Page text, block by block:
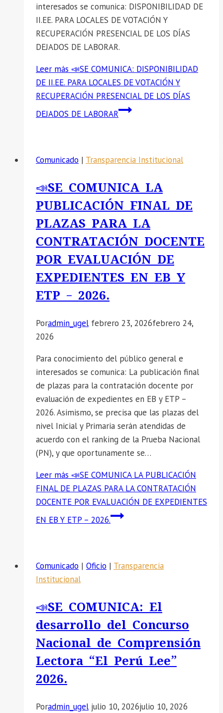
interesados se comunica: DISPONIBILIDAD DE
II.EE. PARA LOCALES DE VOTACIÓN Y
RECUPERACIÓN PRESENCIAL DE LOS DÍAS
DEJADOS DE LABORAR.
Leer más 📣SE COMUNICA: DISPONIBILIDAD
DE II.EE. PARA LOCALES DE VOTACIÓN Y
RECUPERACIÓN PRESENCIAL DE LOS DÍAS
DEJADOS DE LABORAR
Comunicado | Transparencia Institucional
📣SE COMUNICA LA
PUBLICACIÓN FINAL DE
PLAZAS PARA LA
CONTRATACIÓN DOCENTE
POR EVALUACIÓN DE
EXPEDIENTES EN EB Y
ETP – 2026.
Poradmin_ugel febrero 23, 2026febrero 24,
2026
Para conocimiento del público general e
interesados se comunica: La publicación final
de plazas para la contratación docente por
evaluación de expedientes en EB y ETP –
2026. Asimismo, se precisa que las plazas del
nivel Inicial y Primaria serán atendidas de
acuerdo con el ranking de la Prueba Nacional
(PN), y que oportunamente se…
Leer más 📣SE COMUNICA LA PUBLICACIÓN
FINAL DE PLAZAS PARA LA CONTRATACIÓN
DOCENTE POR EVALUACIÓN DE EXPEDIENTES
EN EB Y ETP – 2026.
Comunicado | Oficio | Transparencia
Institucional
📣SE COMUNICA: El
desarrollo del Concurso
Nacional de Comprensión
Lectora “El Perú Lee”
2026.
Poradmin_ugel julio 10, 2026julio 10, 2026